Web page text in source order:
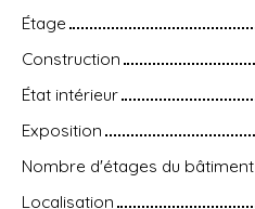
Étage
Construction
État intérieur
Exposition
Nombre d'étages du bâtiment
Localisation